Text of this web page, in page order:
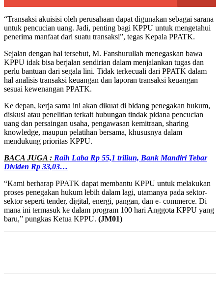
“Transaksi akuisisi oleh perusahaan dapat digunakan sebagai sarana
untuk pencucian uang. Jadi, penting bagi KPPU untuk mengetahui
penerima manfaat dari suatu transaksi”, tegas Kepala PPATK.
Sejalan dengan hal tersebut, M. Fanshurullah menegaskan bawa
KPPU idak bisa berjalan sendirian dalam menjalankan tugas dan
perlu bantuan dari segala lini. Tidak terkecuali dari PPATK dalam
hal analisis transaksi keuangan dan laporan transaksi keuangan
sesuai kewenangan PPATK.
Ke depan, kerja sama ini akan dikuat di bidang penegakan hukum,
diskusi atau penelitian terkait hubungan tindak pidana pencucian
uang dan persaingan usaha, pengawasan kemitraan, sharing
knowledge, maupun pelatihan bersama, khususnya dalam
mendukung prioritas KPPU.
BACA JUGA : Raih Laba Rp 55,1 triliun, Bank Mandiri Tebar
Dividen Rp 33,03…
“Kami berharap PPATK dapat membantu KPPU untuk melakukan
proses penegakan hukum lebih dalam lagi, utamanya pada sektor-
sektor seperti tender, digital, energi, pangan, dan e- commerce. Di
mana ini termasuk ke dalam program 100 hari Anggota KPPU yang
baru,” pungkas Ketua KPPU. (JM01)